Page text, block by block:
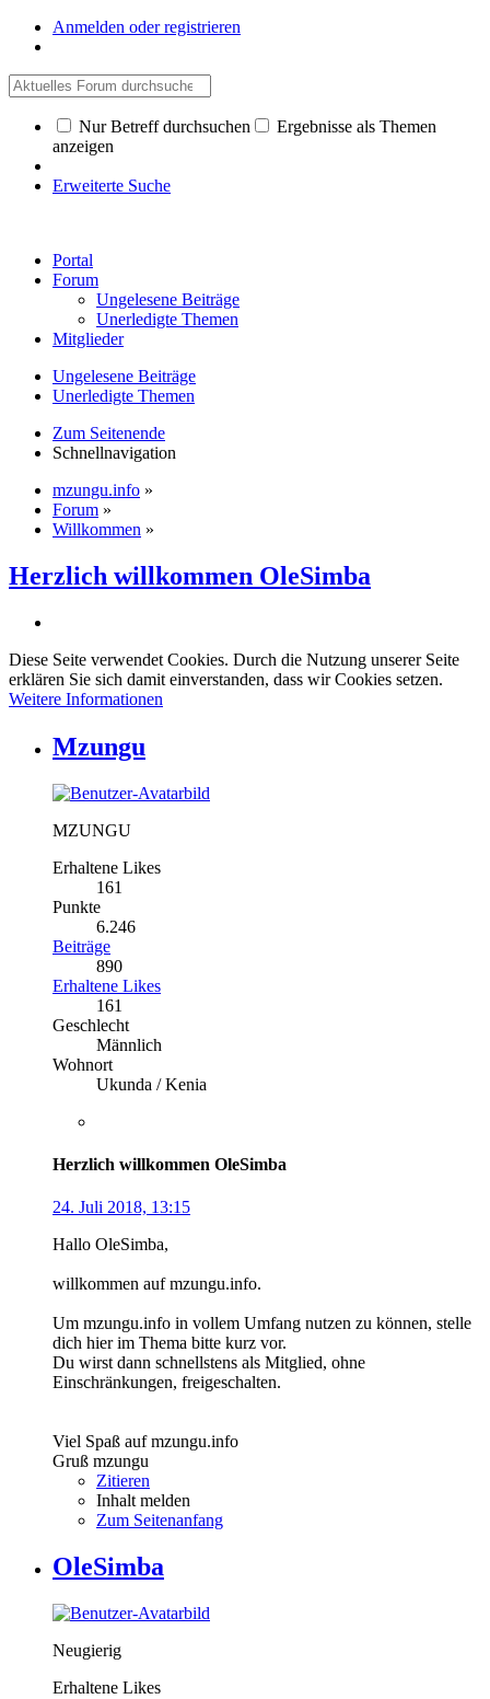
Anmelden oder registrieren
Nur Betreff durchsuchen
Ergebnisse als Themen
anzeigen
Erweiterte Suche
Portal
Forum
Ungelesene Beiträge
Unerledigte Themen
Mitglieder
Ungelesene Beiträge
Unerledigte Themen
Zum Seitenende
Schnellnavigation
mzungu.info »
Forum »
Willkommen »
Herzlich willkommen OleSimba
Diese Seite verwendet Cookies. Durch die Nutzung unserer Seite
erklären Sie sich damit einverstanden, dass wir Cookies setzen.
Weitere Informationen
Mzungu
MZUNGU
Erhaltene Likes
161
Punkte
6.246
Beiträge
890
Erhaltene Likes
161
Geschlecht
Männlich
Wohnort
Ukunda / Kenia
Herzlich willkommen OleSimba
24. Juli 2018, 13:15
Hallo OleSimba,
willkommen auf mzungu.info.
Um mzungu.info in vollem Umfang nutzen zu können, stelle
dich hier im Thema bitte kurz vor.
Du wirst dann schnellstens als Mitglied, ohne
Einschränkungen, freigeschalten.
Viel Spaß auf mzungu.info
Gruß mzungu
Zitieren
Inhalt melden
Zum Seitenanfang
OleSimba
Neugierig
Erhaltene Likes